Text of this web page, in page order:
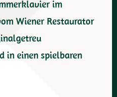
im
Wiener Restaurator
in einen spielbaren